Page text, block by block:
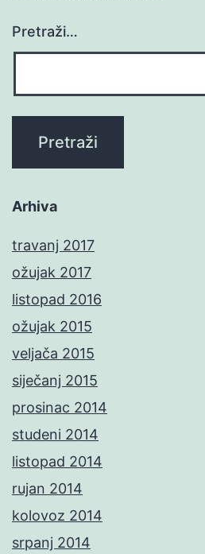
Pretraži…
Arhiva
travanj 2017
ožujak 2017
listopad 2016
ožujak 2015
veljača 2015
siječanj 2015
prosinac 2014
studeni 2014
listopad 2014
rujan 2014
kolovoz 2014
srpanj 2014